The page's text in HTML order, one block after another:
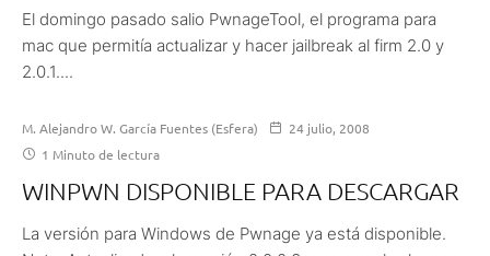
El domingo pasado salio PwnageTool, el programa para
mac que permitía actualizar y hacer jailbreak al firm 2.0 y
2.0.1....
M. Alejandro W. García Fuentes (Esfera)
24 julio, 2008
1 Minuto de lectura
WINPWN DISPONIBLE PARA DESCARGAR
La versión para Windows de Pwnage ya está disponible.